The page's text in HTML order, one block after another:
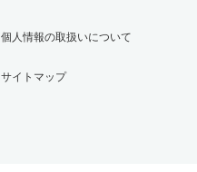
個人情報の取扱いについて
サイトマップ